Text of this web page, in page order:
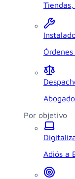
Por objetivo
Adiós a